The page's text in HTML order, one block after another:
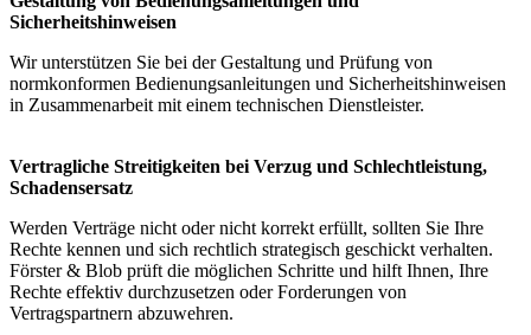
Sicherheitshinweisen
Wir unterstützen Sie bei der Gestaltung und Prüfung von
normkonformen Bedienungsanleitungen und Sicherheitshinweisen
in Zusammenarbeit mit einem technischen Dienstleister.
Vertragliche Streitigkeiten bei Verzug und Schlechtleistung,
Schadensersatz
Werden Verträge nicht oder nicht korrekt erfüllt, sollten Sie Ihre
Rechte kennen und sich rechtlich strategisch geschickt verhalten.
Förster & Blob prüft die möglichen Schritte und hilft Ihnen, Ihre
Rechte effektiv durchzusetzen oder Forderungen von
Vertragspartnern abzuwehren.